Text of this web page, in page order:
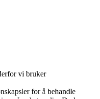
vi bruker
for å behandle